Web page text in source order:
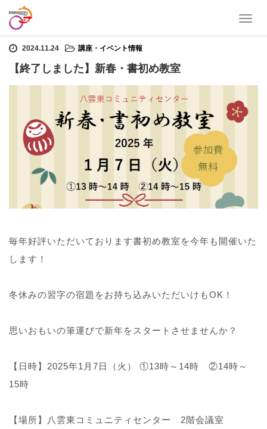
T
a
v
n
ホーム
2024.11.24 講座・イベント情報
【終了しました】新春・書初め教室
毎年好評いただいております書初め教室を今年も開催いた
します！
冬休みの習字の宿題をお持ち込みいただいけもOK！
思いおもいの筆運びで新年をスタートさせませんか？
【日時】2025年1月7日（火） ①13時～14時 ②14時～
15時
【場所】八雲東コミュニティセンター 2階会議室